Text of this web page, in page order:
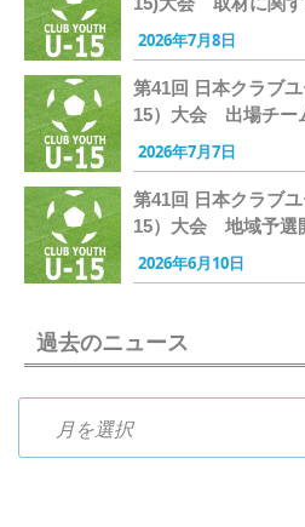
2026年7月8日
第41回 日本クラブ
15）大会 出場チー
2026年7月7日
第41回 日本クラブ
15）大会 地域予選
2026年6月10日
過去のニュース